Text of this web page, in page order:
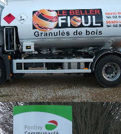
LE BELLER FIOUL
Signalétique intérieure